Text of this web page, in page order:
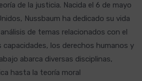
de la justicia. Nacida el 6 de mayo
Nussbaum ha dedicado su vida
de temas relacionados con el
capacidades, los derechos humanos y
abarca diversas disciplinas,
hasta la teoría moral